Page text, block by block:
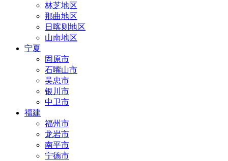
林芝地区
那曲地区
日喀则地区
山南地区
宁夏
固原市
石嘴山市
吴忠市
银川市
中卫市
福建
福州市
龙岩市
南平市
宁德市